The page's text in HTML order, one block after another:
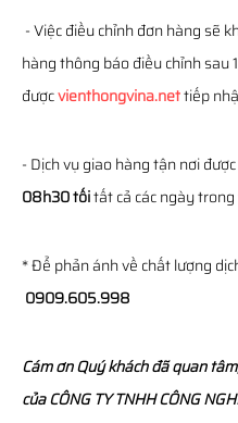
- Việc điều chỉnh đơn hàng sẽ
hàng thông báo điều chỉnh sau
đượcvienthongvina.nettiếp
- Dịch vụ giao hàng tận nơi
08h30 tốitất cả các ngày
* Để phản ánh về chất lượng
0909.605.998
Cám ơn Quý khách đã quan
củaCÔNG TY TNHH CÔNG